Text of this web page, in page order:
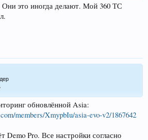
Они это иногда делают. Мой 360 ТС
обновлённой Asia:
members/XmypbIu/asia-evo-v2/1867642
Demo Pro. Все настройки согласно